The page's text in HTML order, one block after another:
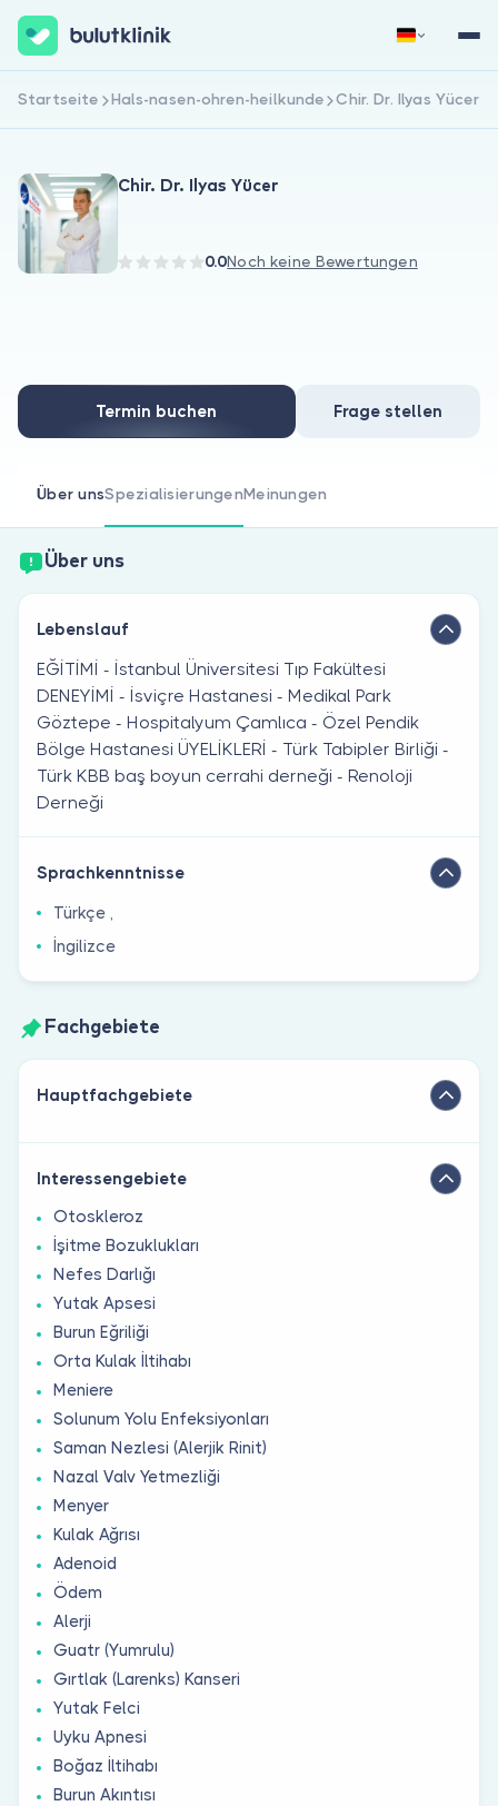
Sind Sie Arzt?
Jetzt registrieren Anmelden
Startseite Hals-nasen-ohren-heilkunde Chir. Dr. Ilyas Yücer
Chir. Dr. Ilyas Yücer
0.0Noch keine Bewertungen
Termin buchen Frage stellen
Über unsSpezialisierungenMeinungen
Über uns
Lebenslauf
EĞİTİMİ - İstanbul Üniversitesi Tıp Fakültesi
DENEYİMİ - İsviçre Hastanesi - Medikal Park
Göztepe - Hospitalyum Çamlıca - Özel Pendik
Bölge Hastanesi ÜYELİKLERİ - Türk Tabipler Birliği -
Türk KBB baş boyun cerrahi derneği - Renoloji
Derneği
Sprachkenntnisse
Türkçe ,
İngilizce
Fachgebiete
Hauptfachgebiete
Interessengebiete
Otoskleroz
İşitme Bozuklukları
Nefes Darlığı
Yutak Apsesi
Burun Eğriliği
Orta Kulak İltihabı
Meniere
Solunum Yolu Enfeksiyonları
Saman Nezlesi (Alerjik Rinit)
Nazal Valv Yetmezliği
Menyer
Kulak Ağrısı
Adenoid
Ödem
Alerji
Guatr (Yumrulu)
Gırtlak (Larenks) Kanseri
Yutak Felci
Uyku Apnesi
Boğaz İltihabı
Burun Akıntısı